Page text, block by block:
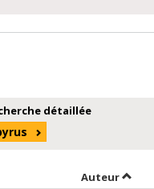
détaillée
AuteurTrier